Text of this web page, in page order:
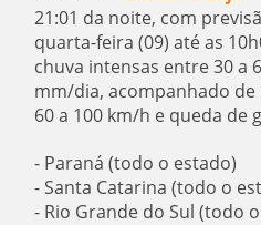
21:01 da noite, com
quarta-feira (09) até as
chuva intensas entre 30 a
mm/dia, acompanhado
60 a 100 km/h e queda de
- Paraná (todo o estado)
- Santa Catarina (todo o
- Rio Grande do Sul (todo